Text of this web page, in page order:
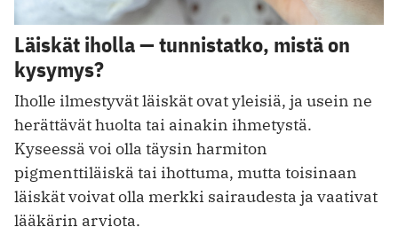
Läiskät iholla — tunnistatko, mistä on
kysymys?
Iholle ilmestyvät läiskät ovat yleisiä, ja usein ne
herättävät huolta tai ainakin ihmetystä.
Kyseessä voi olla täysin harmiton
pigmenttiläiskä tai ihottuma, mutta toisinaan
läiskät voivat olla merkki sairaudesta ja vaativat
lääkärin arviota.